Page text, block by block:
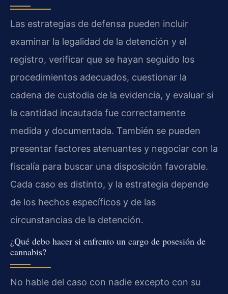
Las estrategias de defensa pueden incluir
examinar la legalidad de la detención y el
registro, verificar que se hayan seguido los
procedimientos adecuados, cuestionar la
cadena de custodia de la evidencia, y evaluar si
la cantidad incautada fue correctamente
medida y documentada. También se pueden
presentar factores atenuantes y negociar con la
fiscalía para buscar una disposición favorable.
Cada caso es distinto, y la estrategia depende
de los hechos específicos y de las
circunstancias de la detención.
¿Qué debo hacer si enfrento un cargo de posesión de
cannabis?
No hable del caso con nadie excepto con su